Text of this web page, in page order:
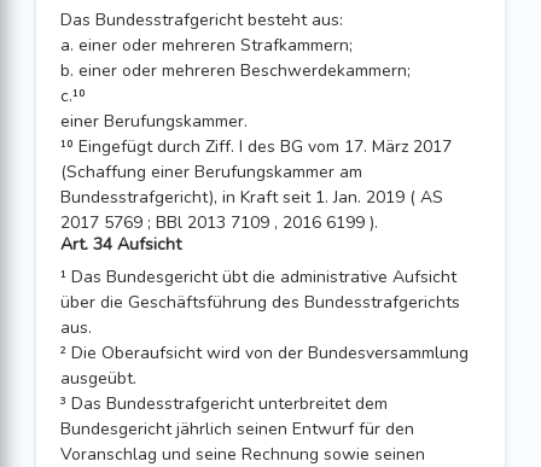
Das Bundesstrafgericht besteht aus:
a. einer oder mehreren Strafkammern;
b. einer oder mehreren Beschwerdekammern;
c.¹⁰
einer Berufungskammer.
¹⁰ Eingefügt durch Ziff. I des BG vom 17. März 2017
(Schaffung einer Berufungskammer am
Bundesstrafgericht), in Kraft seit 1. Jan. 2019 ( AS
2017 5769 ; BBl 2013 7109 , 2016 6199 ).
Art. 34 Aufsicht
¹ Das Bundesgericht übt die administrative Aufsicht
über die Geschäftsführung des Bundesstrafgerichts
aus.
² Die Oberaufsicht wird von der Bundesversammlung
ausgeübt.
³ Das Bundesstrafgericht unterbreitet dem
Bundesgericht jährlich seinen Entwurf für den
Voranschlag und seine Rechnung sowie seinen